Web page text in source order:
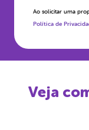
Ao solicitar uma
Política de
Veja